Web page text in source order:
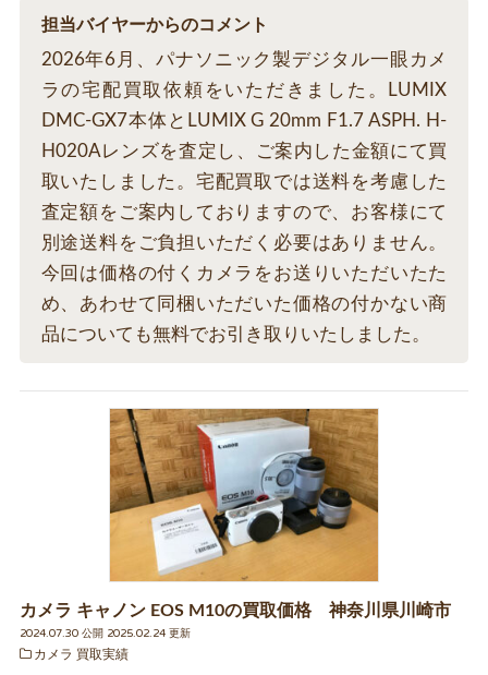
担当バイヤーからのコメント
2026年6月、パナソニック製デジタル一眼カメ
ラの宅配買取依頼をいただきました。LUMIX
DMC-GX7本体とLUMIX G 20mm F1.7 ASPH. H-
H020Aレンズを査定し、ご案内した金額にて買
取いたしました。宅配買取では送料を考慮した
査定額をご案内しておりますので、お客様にて
別途送料をご負担いただく必要はありません。
今回は価格の付くカメラをお送りいただいたた
め、あわせて同梱いただいた価格の付かない商
品についても無料でお引き取りいたしました。
カメラ キャノン EOS M10の買取価格 神奈川県川崎市
2024.07.30 公開 2025.02.24 更新
カメラ 買取実績